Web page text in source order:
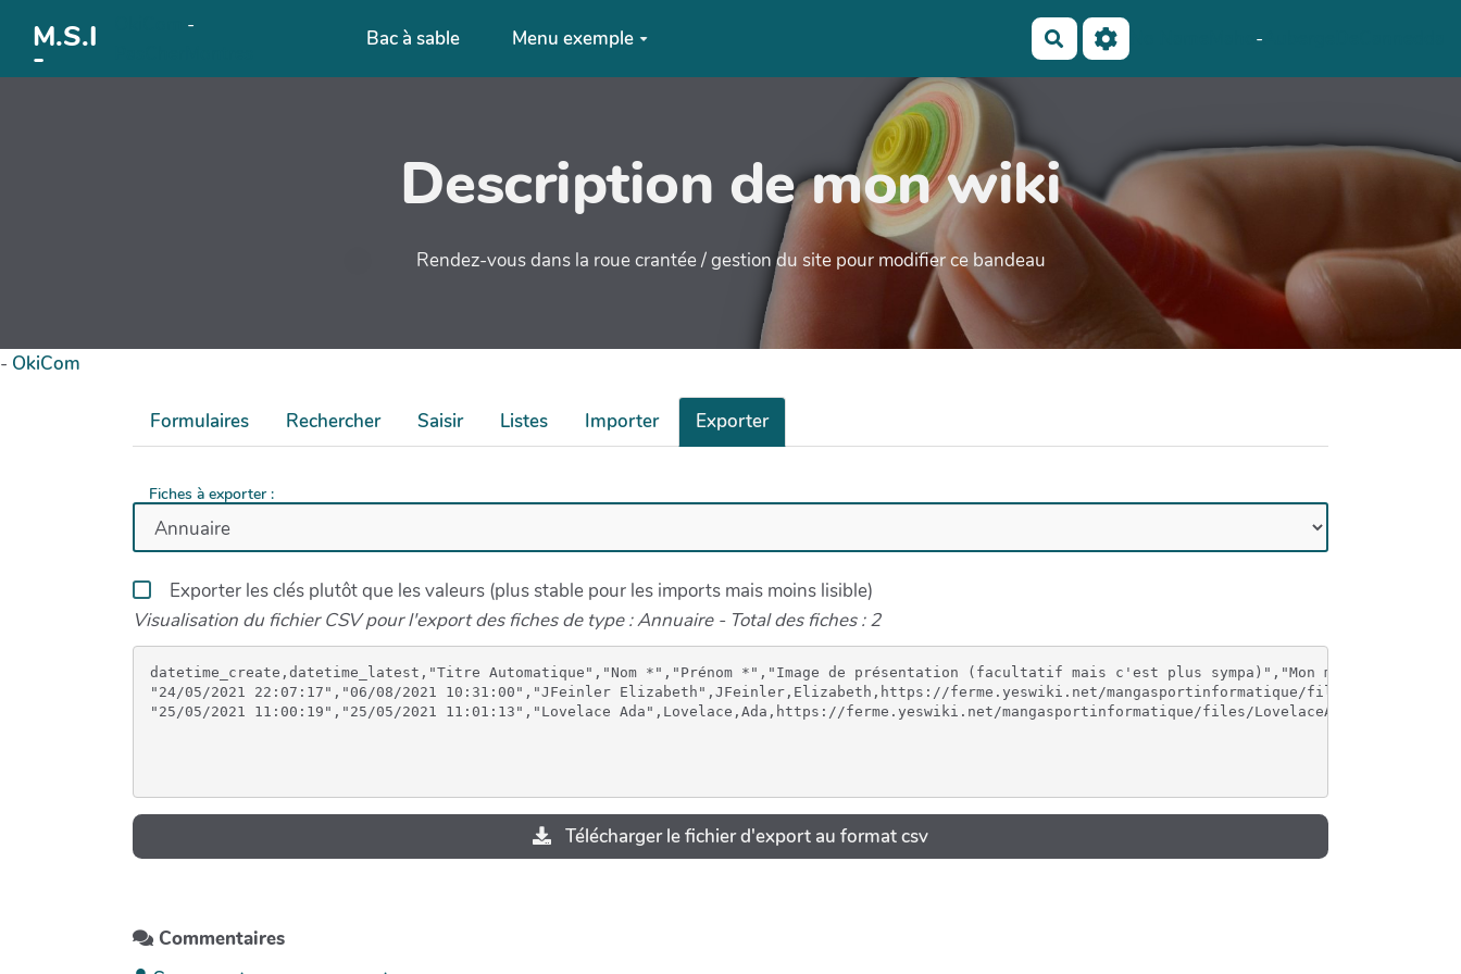
Aller au contenu principal
M.S.I
-
-
Bac à sable Menu exemple Rechercher -
Description de mon wiki
Rendez-vous dans la roue crantée / gestion du site pour modifier ce bandeau
- OkiCom
Formulaires Rechercher Saisir Listes Importer Exporter
Fiches à exporter :
Exporter les clés plutôt que les valeurs (plus stable pour les imports mais moins lisible)
Visualisation du fichier CSV pour l'export des fiches de type : Annuaire - Total des fiches : 2
datetime_create,datetime_latest,"Titre Automatique","Nom *","Prénom *","Image de présentation (facultatif mais c'est plus sympa)","Mon métier,
"24/05/2021 22:07:17","06/08/2021 10:31:00","JFeinler Elizabeth",JFeinler,Elizabeth,https://ferme.yeswiki.net/mangasportinformatique/files/
Télécharger le fichier d'export au format csv
Commentaires